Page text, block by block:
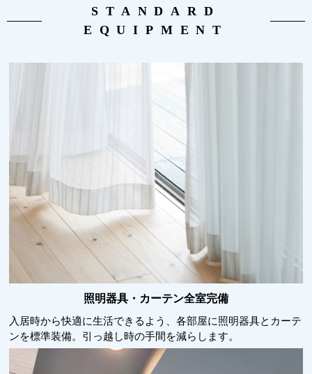
STANDARD
EQUIPMENT
照明器具・カーテン全室完備
入居時から快適に生活できるよう、各部屋に照明器具とカーテ
ンを標準装備。引っ越し時の手間を減らします。